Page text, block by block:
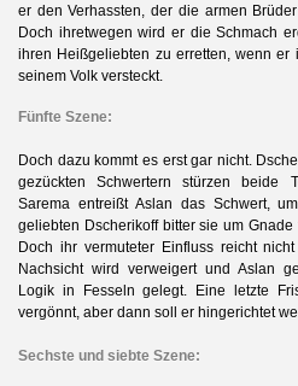
er den Verhassten, der die armen
Doch ihretwegen wird er die Schmach
ihren Heißgeliebten zu erretten, wenn
seinem Volk versteckt.
Fünfte Szene:
Doch dazu kommt es erst gar nicht.
gezückten Schwertern stürzen beide
Sarema entreißt Aslan das Schwert,
geliebten Dscherikoff bitter sie um
Doch ihr vermuteter Einfluss reicht
Nachsicht wird verweigert und Aslan
Logik in Fesseln gelegt. Eine letzte
vergönnt, aber dann soll er hingerichtet
Sechste und siebte Szene: